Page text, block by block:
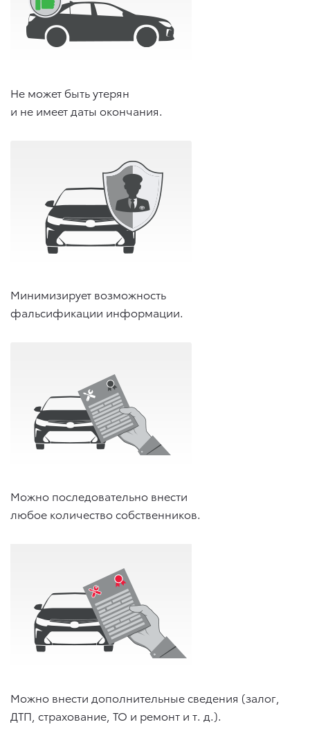
Не может быть утерян
и не имеет даты окончания.
Минимизирует возможность
фальсификации информации.
Можно последовательно внести
любое количество собственников.
Можно внести дополнительные сведения (залог,
ДТП, страхование, ТО и ремонт и т. д.).